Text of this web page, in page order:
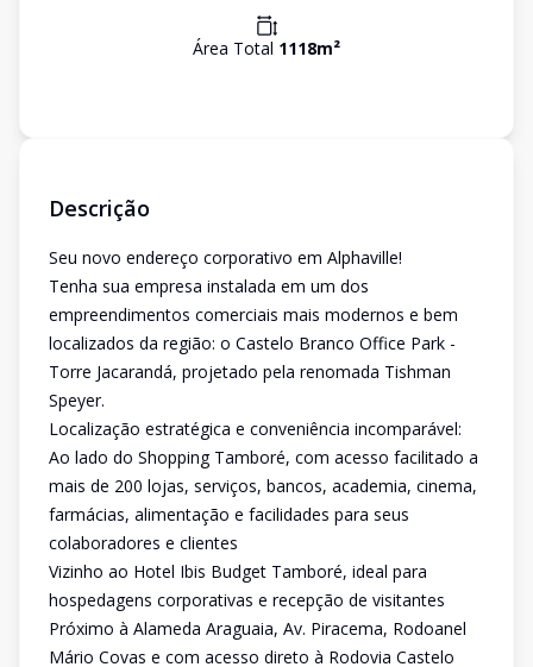
Área Total 1118m²
Descrição
Seu novo endereço corporativo em Alphaville!
Tenha sua empresa instalada em um dos
empreendimentos comerciais mais modernos e bem
localizados da região: o Castelo Branco Office Park -
Torre Jacarandá, projetado pela renomada Tishman
Speyer.
Localização estratégica e conveniência incomparável:
Ao lado do Shopping Tamboré, com acesso facilitado a
mais de 200 lojas, serviços, bancos, academia, cinema,
farmácias, alimentação e facilidades para seus
colaboradores e clientes
Vizinho ao Hotel Ibis Budget Tamboré, ideal para
hospedagens corporativas e recepção de visitantes
Próximo à Alameda Araguaia, Av. Piracema, Rodoanel
Mário Covas e com acesso direto à Rodovia Castelo